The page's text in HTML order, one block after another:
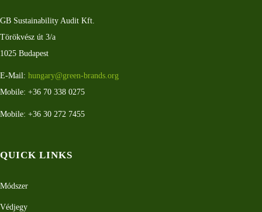
GB Sustainability Audit Kft.
Törökvész út 3/a
1025 Budapest
E-Mail: hungary@green-brands.org
Mobile: +36 70 338 0275
Mobile: +36 30 272 7455
QUICK LINKS
Módszer
Védjegy